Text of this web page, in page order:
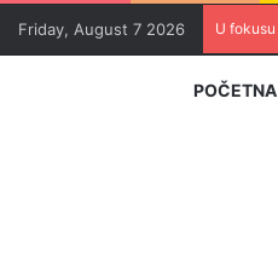
Friday, August 7 2026 U fokusu
POČETNA